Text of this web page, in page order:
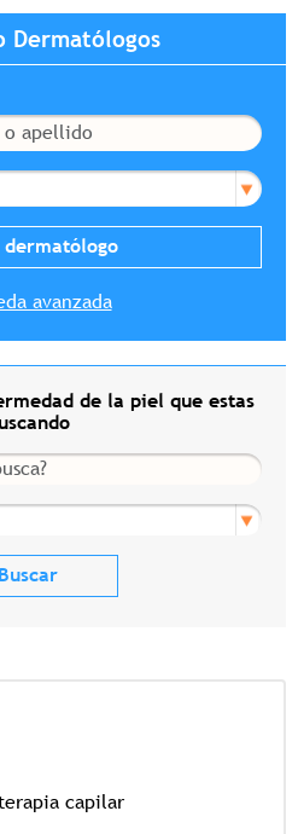
Dermatólogos
avanzada
de la piel que estas
capilar